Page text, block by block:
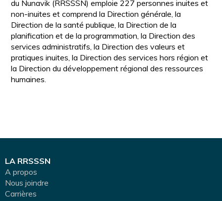
du Nunavik (RRSSSN) emploie 227 personnes inuites et
non-inuites et comprend la Direction générale, la
Direction de la santé publique, la Direction de la
planification et de la programmation, la Direction des
services administratifs, la Direction des valeurs et
pratiques inuites, la Direction des services hors région et
la Direction du développement régional des ressources
humaines.
LA RRSSSN
A propos
Nous joindre
Carrières